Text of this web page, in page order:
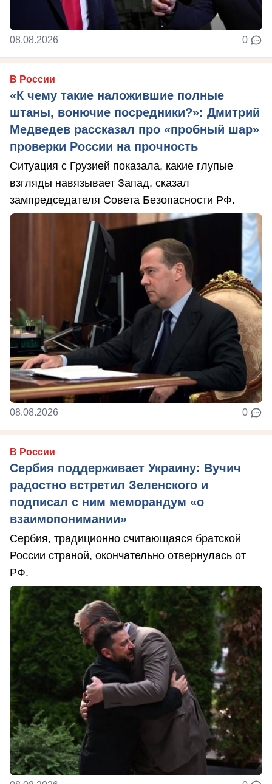
08.08.2026 0
В России
«К чему такие наложившие полные
штаны, вонючие посредники?»: Дмитрий
Медведев рассказал про «пробный шар»
проверки России на прочность
Ситуация с Грузией показала, какие глупые
взгляды навязывает Запад, сказал
зампредседателя Совета Безопасности РФ.
08.08.2026 0
В России
Сербия поддерживает Украину: Вучич
радостно встретил Зеленского и
подписал с ним меморандум «о
взаимопонимании»
Сербия, традиционно считающаяся братской
России страной, окончательно отвернулась от
РФ.